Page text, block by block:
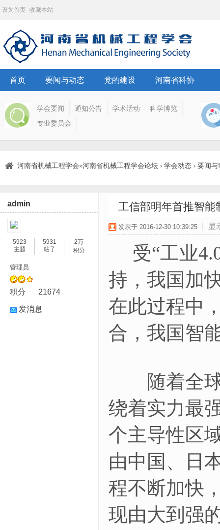
设为首页 收藏本站
首页 要闻与动态 党的建设 河南省科协
学会要闻 通知公告 学术活动
科学博览
专业委员会
河南省机械工程学会»河南省机械工程学会论坛 › 学会动态 › 要闻与
admin
5923
主题
5931
帖子
2万
积分
管理员
积分 21674
发消息
工信部明年首推智
发表于 2016-12-30 10:39:25 显
受“工业
持，我国加
在此过程中
合，我国智
随着全球
绕着实力最
个主导性区
由中国、日
程不断加快
现由大到强